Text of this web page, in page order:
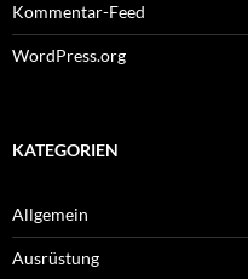
Kommentar-Feed
WordPress.org
KATEGORIEN
Allgemein
Ausrüstung